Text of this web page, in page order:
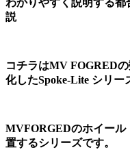
わかりやすく説明する都
説
コチラはMV FOGRED
化したSpoke-Lite シリー
MVFORGEDのホイール
置するシリーズです。